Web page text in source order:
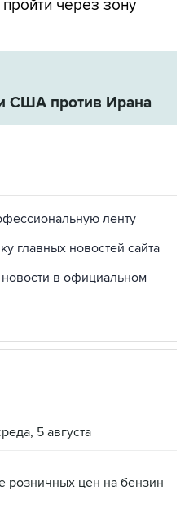
США против Ирана
главных новостей сайта
в официальном
5 августа